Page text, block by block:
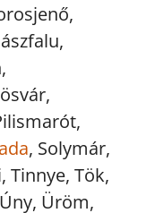
, Solymár,
Tinnye, Tök,
Üröm,